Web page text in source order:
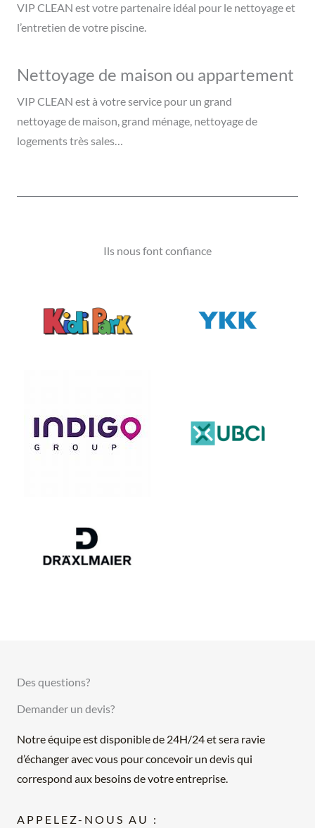
VIP CLEAN est votre partenaire idéal pour le nettoyage et
l’entretien de votre piscine.
Nettoyage de maison ou appartement
VIP CLEAN est à votre service pour un grand
nettoyage de maison, grand ménage, nettoyage de
logements très sales…
Ils nous font confiance
Des questions?
Demander un devis?
Notre équipe est disponible de 24H/24 et sera ravie
d’échanger avec vous pour concevoir un devis qui
correspond aux besoins de votre entreprise.
APPELEZ-NOUS AU :